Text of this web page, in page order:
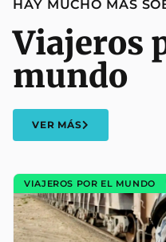
HAY MUCHO MÁS
Viajeros
mundo
VER MÁS
VIAJEROS POR EL MUNDO